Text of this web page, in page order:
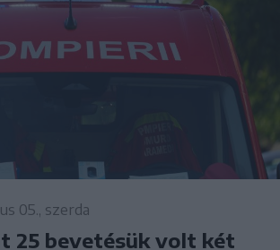
05., szerda
25 bevetésük volt két